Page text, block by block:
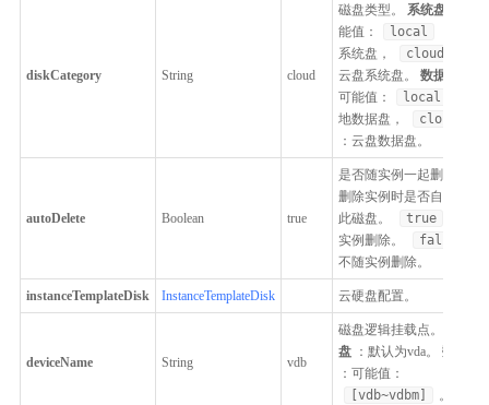
diskCategory String cloud
磁盘类型。 系统盘
能值：
local
系统盘，
cloud
云盘系统盘。 数据盘
可能值：
local
地数据盘，
cloud
：云盘数据盘。
autoDelete Boolean true
是否随实例一起删除，即
删除实例时是否自动删除
此磁盘。
true
实例删除。
false
不随实例删除。
instanceTemplateDisk InstanceTemplateDisk 云硬盘配置。
deviceName String vdb
磁盘逻辑挂载点。
盘 ：默认为vda。 数据盘
：可能值：
[vdb~vdbm]
。